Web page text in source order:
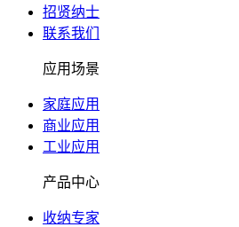
招贤纳士
联系我们
应用场景
家庭应用
商业应用
工业应用
产品中心
收纳专家